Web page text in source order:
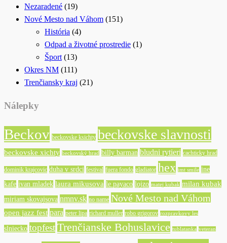
Nezaradené (19)
Nové Mesto nad Váhom (151)
História (4)
Odpad a životné prostredie (1)
Šport (13)
Okres NM (111)
Trenčiansky kraj (21)
Nálepky
Beckov beckovske ksichty beckovske slavnosti
beckovske xichty beckovský hrad billy barman bludni rytieri cachticky hrad
dominik krajcovic duha v srdci festival fuera fondo gladiator hex imt smile ine
kafe ivan mladek laura mikusova le payaco lojzo matej kubak milan kubak
miriam skovajsova nmnv.sk no name Nové Mesto nad Váhom
open jazz fest para peter lipa richard muller robo grigorov rozpravkovy les
slniecko topfestTrenčianske Bohuslavice tublatanka veteran